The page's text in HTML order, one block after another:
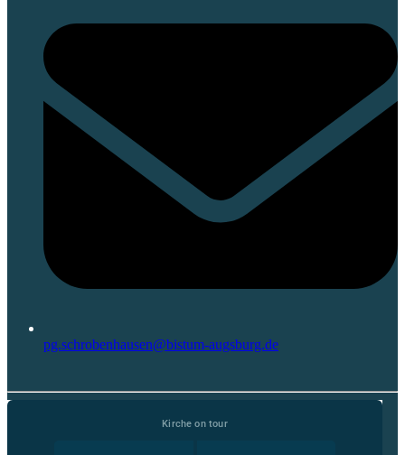
pg.schrobenhausen@bistum-augsburg.de